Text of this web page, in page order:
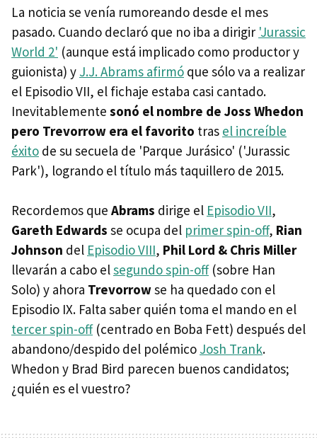
La noticia se venía rumoreando desde el mes
pasado. Cuando declaró que no iba a dirigir 'Jurassic
World 2' (aunque está implicado como productor y
guionista) y J.J. Abrams afirmó que sólo va a realizar
el Episodio VII, el fichaje estaba casi cantado.
Inevitablemente sonó el nombre de Joss Whedon
pero Trevorrow era el favorito tras el increíble
éxito de su secuela de 'Parque Jurásico' ('Jurassic
Park'), logrando el título más taquillero de 2015.
Recordemos que Abrams dirige el Episodio VII,
Gareth Edwards se ocupa del primer spin-off, Rian
Johnson del Episodio VIII, Phil Lord & Chris Miller
llevarán a cabo elsegundo spin-off(sobre Han
Solo) y ahora Trevorrowse ha quedado con el
Episodio IX. Falta saber quién toma el mando en el
tercer spin-off(centrado en Boba Fett) después del
abandono/despido del polémico Josh Trank.
Whedon y Brad Bird parecen buenos candidatos;
¿quién es el vuestro?